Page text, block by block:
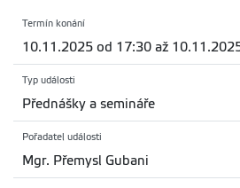
Termín konání
10.11.2025 od 17:30 až
Typ události
Přednášky a semináře
Pořadatel události
Mgr. Přemysl Gubani